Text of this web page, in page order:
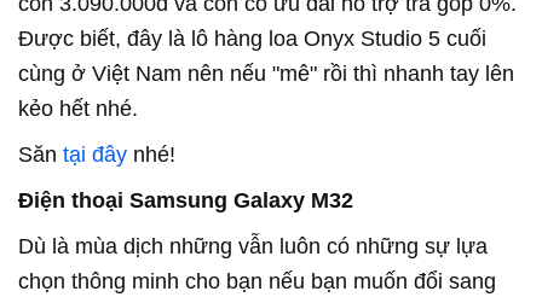
Được biết, đây là lô hàng loa Onyx Studio 5 cuối
cùng ở Việt Nam nên nếu "mê" rồi thì nhanh tay lên
kẻo hết nhé.
Săn tại đây nhé!
Điện thoại Samsung Galaxy M32
Dù là mùa dịch những vẫn luôn có những sự lựa
chọn thông minh cho bạn nếu bạn muốn đổi sang